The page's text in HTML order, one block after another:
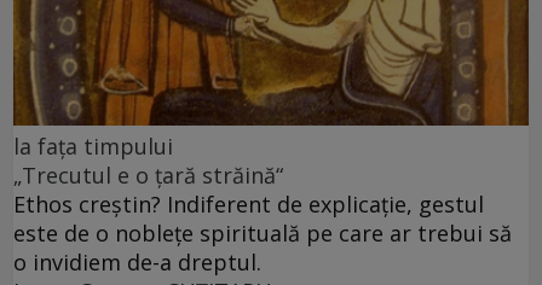
la fața timpului
„Trecutul e o țară străină“
Ethos creștin? Indiferent de explicație, gestul
este de o noblețe spirituală pe care ar trebui să
o invidiem de-a dreptul.